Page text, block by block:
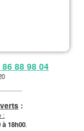
88 98 04
:
:
à 18h00.